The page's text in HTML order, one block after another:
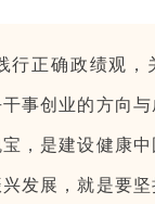
行正确政绩观，
事创业的方向
，是建设健康中
发展，就是要